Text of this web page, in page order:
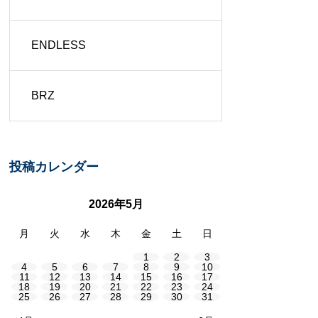
ENDLESS
BRZ
投稿カレンダー
2026年5月
月 火 水 木 金 土 日
1 2
3
4
5 6 7 8 9
10
11
12 13 14 15 16
17
18
19 20 21 22 23
24
25
26 27 28 29 30 31